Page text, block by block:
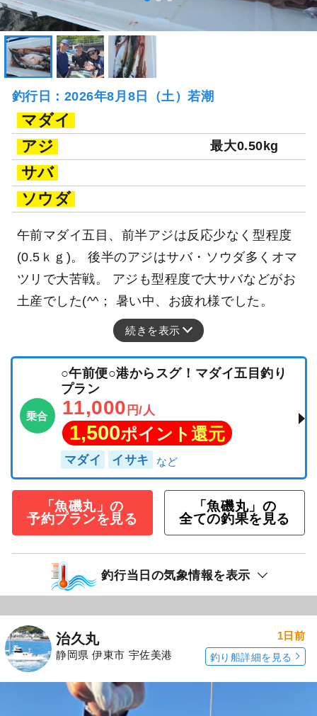
釣行日：2026年8月8日（土）若潮
マダイ
アジ
最大0.50kg
サバ
ソウダ
午前マダイ五目、前半アジは反応少なく型程度
(0.5ｋｇ)。 後半のアジはサバ・ソウダ多くオマ
ツリで大苦戦。 アジも型程度で大サバなどがお
土産でした(^^； 暑い中、お疲れ様でした。
続きを表示
乗合
○午前便○港からスグ！マダイ五目釣り
プラン
11,000 円/人
1,500ポイント還元
マダイ イサキ
「魚磯丸」の
予約プランを見る
「魚磯丸」の
全ての釣果を見る
釣行当日の気象情報を表示
治久丸
静岡県 伊東市 宇佐美港
1日前
釣り船詳細を見る